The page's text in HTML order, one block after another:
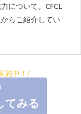
について。CFCL
らご紹介してい
施中！/
てみる